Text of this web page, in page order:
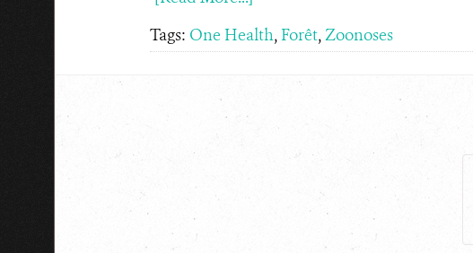
Tags: One Health, Forêt,Zoonoses